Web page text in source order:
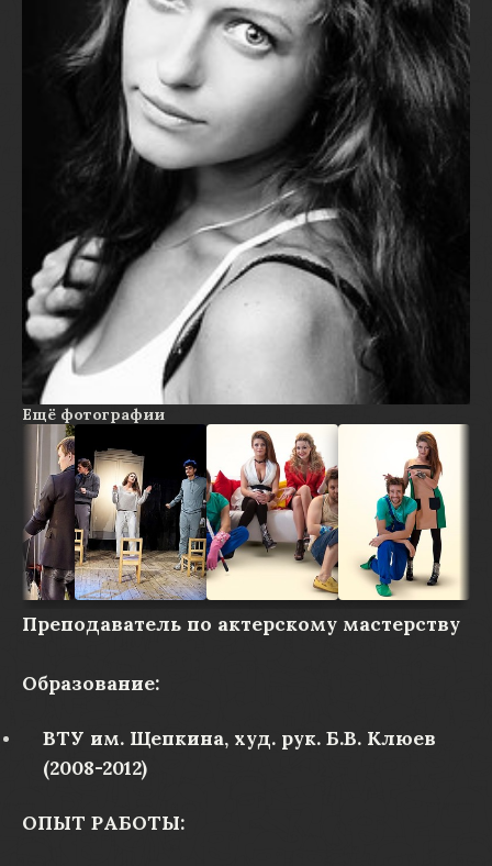
Ещё фотографии
Преподаватель по актерскому мастерству
Образование:
ВТУ им. Щепкина, худ. рук. Б.В. Клюев
(2008-2012)
ОПЫТ РАБОТЫ: